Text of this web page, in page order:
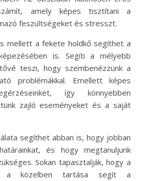
amely képes tisztítani a
feszültségeket és stresszt.
mellett a fekete holdkő segíthet a
is. Segíti a mélyebb
teszi, hogy szembenézzünk a
problémákkal. Emellett képes
így könnyebben
zajló eseményeket és a saját
segíthet abban is, hogy jobban
és hogy megtanuljunk
Sokan tapasztalják, hogy a
a közelben tartása segít a